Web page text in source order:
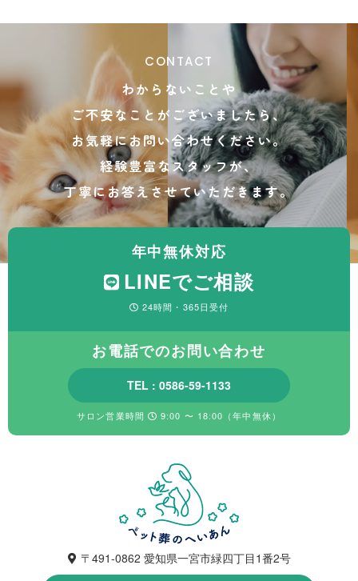
CONTACT
わからないことや
ご不安なことがございましたら、
お気軽にお問い合わせください。
経験豊富なスタッフが、
丁寧にお答えさせていただきます。
年中無休対応
LINEでご相談
24時間・365日受付
お電話でのお問い合わせ
TEL : 0586-59-1133
サロン営業時間 9:00 〜 18:00（年中無休）
〒491-0862 愛知県一宮市緑四丁目1番2号